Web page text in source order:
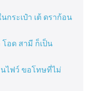
กระเป๋า เต้ ดราก้อน
โอด สามี ก็เป็น
ไฟว์ ขอโทษที่ไม่